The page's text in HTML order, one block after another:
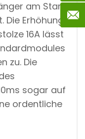
am Start
Erhöhung
16A lässt
zu. Die
sogar auf
ordentliche